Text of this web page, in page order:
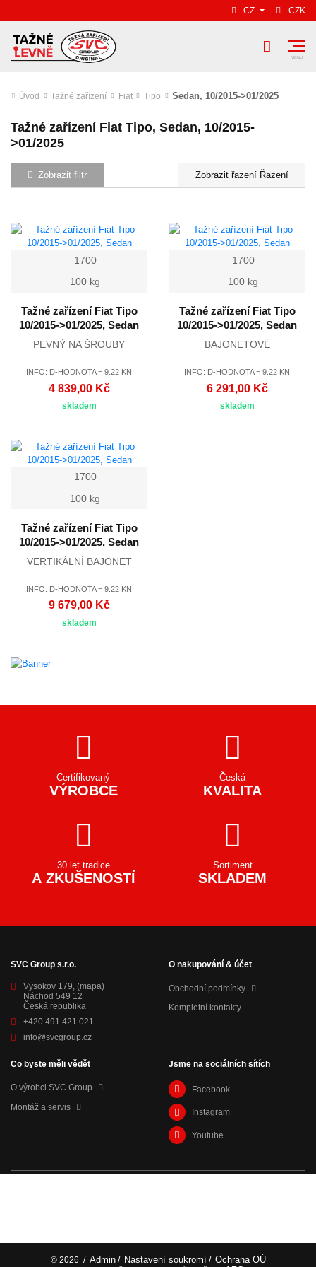
CZ CZK
Úvod Tažné zařízení Fiat Tipo Sedan, 10/2015->01/2025
Tažné zařízení Fiat Tipo, Sedan, 10/2015-
>01/2025
Zobrazit filtr Řazení
1700
100 kg
Tažné zařízení Fiat Tipo
10/2015->01/2025, Sedan
PEVNÝ NA ŠROUBY
INFO: D-HODNOTA = 9.22 KN
4 839,00 Kč
skladem
1700
100 kg
Tažné zařízení Fiat Tipo
10/2015->01/2025, Sedan
BAJONETOVÉ
INFO: D-HODNOTA = 9.22 KN
6 291,00 Kč
skladem
1700
100 kg
Tažné zařízení Fiat Tipo
10/2015->01/2025, Sedan
VERTIKÁLNÍ BAJONET
INFO: D-HODNOTA = 9.22 KN
9 679,00 Kč
skladem
Certifikovaný
VÝROBCE
Česká
KVALITA
30 let tradice
A ZKUŠENOSTÍ
Sortiment
SKLADEM
SVC Group s.r.o.
Vysokov 179, (mapa)
Náchod 549 12
Česká republika
+420 491 421 021
info@svcgroup.cz
O nakupování & účet
Obchodní podmínky
Kompletní kontakty
Co byste měli vědět
O výrobci SVC Group
Montáž a servis
Jsme na sociálních sítích
Facebook
Instagram
Youtube
© 2026 / Admin/ Nastavení soukromí/ Ochrana OÚ